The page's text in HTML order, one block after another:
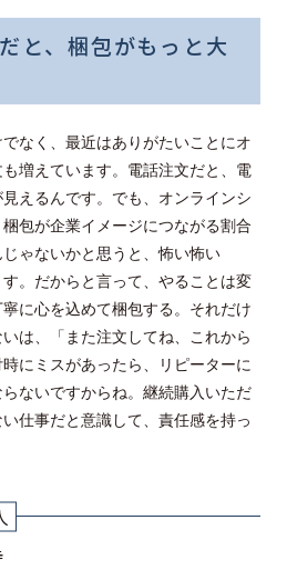
と、梱包がもっと大
なく、最近はありがたいことにオ
増えています。電話注文だと、電
えるんです。でも、オンラインシ
包が企業イメージにつながる割合
ゃないかと思うと、怖い怖い
す。だからと言って、やることは変
に心を込めて梱包する。それだけ
は、「また注文してね、これから
にミスがあったら、リピーターに
ないですからね。継続購入いただ
仕事だと意識して、責任感を持っ